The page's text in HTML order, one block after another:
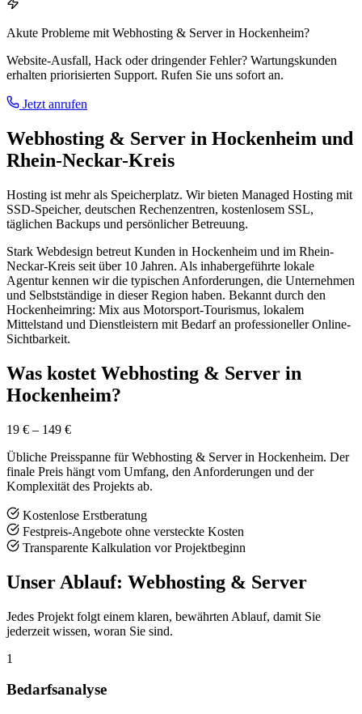
Akute Probleme mit Webhosting & Server in Hockenheim?
Website-Ausfall, Hack oder dringender Fehler? Wartungskunden
erhalten priorisierten Support. Rufen Sie uns sofort an.
Jetzt anrufen
Webhosting & Server in Hockenheim und
Rhein-Neckar-Kreis
Hosting ist mehr als Speicherplatz. Wir bieten Managed Hosting mit
SSD-Speicher, deutschen Rechenzentren, kostenlosem SSL,
täglichen Backups und persönlicher Betreuung.
Stark Webdesign betreut Kunden in Hockenheim und im Rhein-
Neckar-Kreis seit über 10 Jahren. Als inhabergeführte lokale
Agentur kennen wir die typischen Anforderungen, die Unternehmen
und Selbstständige in dieser Region haben. Bekannt durch den
Hockenheimring: Mix aus Motorsport-Tourismus, lokalem
Mittelstand und Dienstleistern mit Bedarf an professioneller Online-
Sichtbarkeit.
Was kostet Webhosting & Server in
Hockenheim?
19 € – 149 €
Übliche Preisspanne für Webhosting & Server in Hockenheim. Der
finale Preis hängt vom Umfang, den Anforderungen und der
Komplexität des Projekts ab.
Kostenlose Erstberatung
Festpreis-Angebote ohne versteckte Kosten
Transparente Kalkulation vor Projektbeginn
Unser Ablauf: Webhosting & Server
Jedes Projekt folgt einem klaren, bewährten Ablauf, damit Sie
jederzeit wissen, woran Sie sind.
1
Bedarfsanalyse